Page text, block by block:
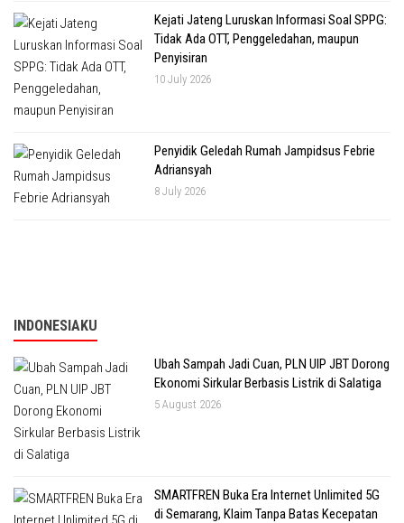
Kejati Jateng Luruskan Informasi Soal SPPG:
Tidak Ada OTT, Penggeledahan, maupun
Penyisiran
10 July 2026
Penyidik Geledah Rumah Jampidsus Febrie
Adriansyah
8 July 2026
INDONESIAKU
Ubah Sampah Jadi Cuan, PLN UIP JBT Dorong
Ekonomi Sirkular Berbasis Listrik di Salatiga
5 August 2026
SMARTFREN Buka Era Internet Unlimited 5G
di Semarang, Klaim Tanpa Batas Kecepatan